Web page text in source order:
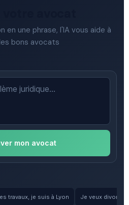
en une phrase, l'IA vous aide à
bons avocats
mon avocat
travaux, je suis à Lyon Je veux